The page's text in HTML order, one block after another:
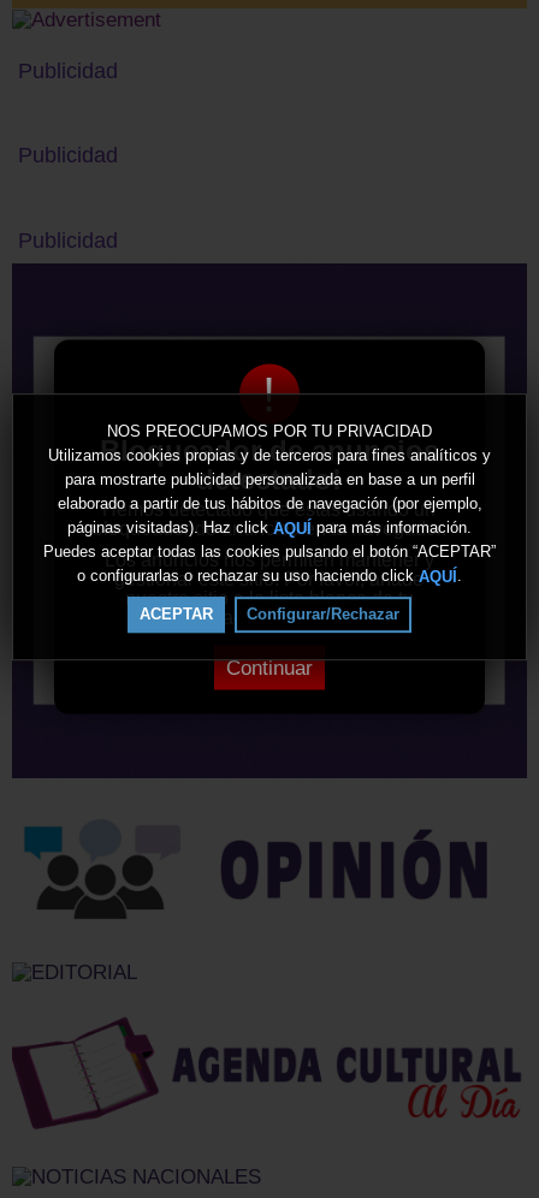
!
Bloqueador de anuncios
detectado!
Hemos detectado que estás usando un
bloqueador de anuncios en tu navegador.
Los anuncios nos permiten mantener y
gestionar este sitio. Por favor, añade
nuestro sitio a la lista blanca de tu
bloqueador de anuncios.
Continuar
NOS PREOCUPAMOS POR TU PRIVACIDAD
Utilizamos cookies propias y de terceros para fines analíticos y
para mostrarte publicidad personalizada en base a un perfil
elaborado a partir de tus hábitos de navegación (por ejemplo,
páginas visitadas). Haz click AQUÍ para más información.
Puedes aceptar todas las cookies pulsando el botón “ACEPTAR”
o configurarlas o rechazar su uso haciendo click AQUÍ .
ACEPTAR Configurar/Rechazar
Publicidad
Publicidad
Publicidad